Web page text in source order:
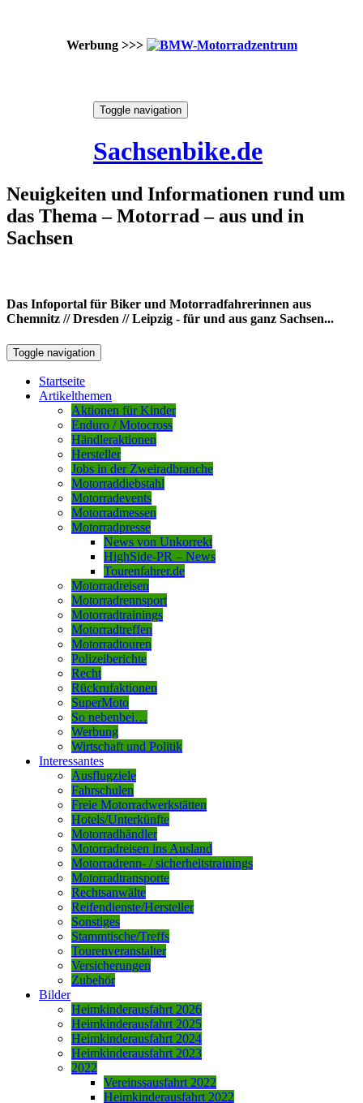
Werbung >>>
Toggle navigation
Sachsenbike.de
Neuigkeiten und Informationen rund um
das Thema – Motorrad – aus und in
Sachsen
Das Infoportal für Biker und Motorradfahrerinnen aus
Chemnitz // Dresden // Leipzig - für und aus ganz Sachsen...
Toggle navigation
Startseite
Artikelthemen
Aktionen für Kinder
Enduro / Motocross
Händleraktionen
Hersteller
Jobs in der Zweiradbranche
Motorraddiebstahl
Motorradevents
Motorradmessen
Motorradpresse
News von Unkorrekt
HighSide-PR – News
Tourenfahrer.de
Motorradreisen
Motorradrennsport
Motorradtrainings
Motorradtreffen
Motorradtouren
Polizeiberichte
Recht
Rückrufaktionen
SuperMoto
So nebenbei…
Werbung
Wirtschaft und Politik
Interessantes
Ausflugziele
Fahrschulen
Freie Motorradwerkstätten
Hotels/Unterkünfte
Motorradhändler
Motorradreisen ins Ausland
Motorradrenn- / sicherheitstrainings
Motorradtransporte
Rechtsanwälte
Reifendienste/Hersteller
Sonstiges
Stammtische/Treffs
Tourenveranstalter
Versicherungen
Zubehör
Bilder
Heimkinderausfahrt 2026
Heimkinderausfahrt 2025
Heimkinderausfahrt 2024
Heimkinderausfahrt 2023
2022
Vereinssausfahrt 2022
Heimkinderausfahrt 2022